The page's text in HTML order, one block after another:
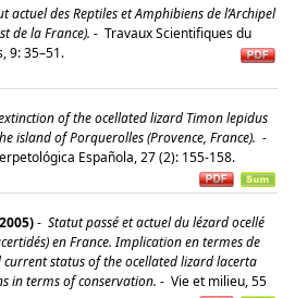
actuel des Reptiles et Amphibiens de l’Archipel
de la France). - Travaux Scientifiques du
9: 35–51.
of the ocellated lizard Timon lepidus
island of Porquerolles (Provence, France). -
Española, 27 (2): 155-158.
- Statut passé et actuel du lézard ocellé
en France. Implication en termes de
status of the ocellated lizard lacerta
in terms of conservation. - Vie et milieu, 55